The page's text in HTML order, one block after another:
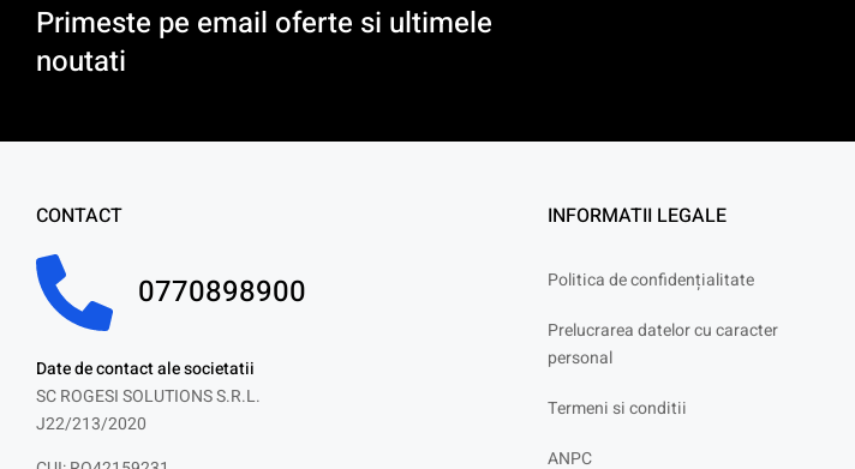
Primeste pe email oferte si ultimele
noutati
CONTACT
0770898900
Date de contact ale societatii
SC ROGESI SOLUTIONS S.R.L.
J22/213/2020
INFORMATII LEGALE
Politica de confidențialitate
Prelucrarea datelor cu caracter
personal
Termeni si conditii
ANPC